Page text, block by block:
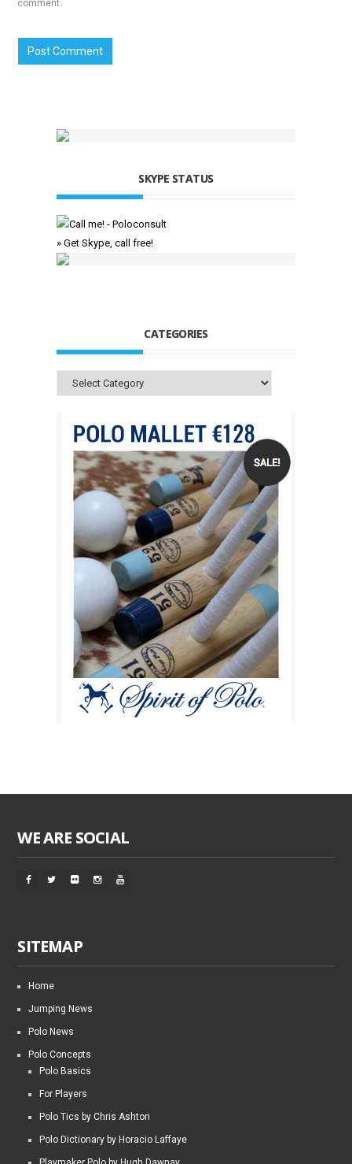
comment.
SKYPE STATUS
» Get Skype, call free!
CATEGORIES
Categories
WE ARE SOCIAL
SITEMAP
Home
Jumping News
Polo News
Polo Concepts
Polo Basics
For Players
Polo Tics by Chris Ashton
Polo Dictionary by Horacio Laffaye